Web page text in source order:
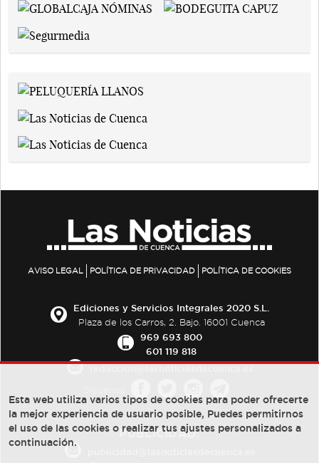
AVISO LEGAL POLÍTICA DE PRIVACIDAD POLÍTICA DE COOKIES
Ediciones y Servicios Integrales 2020 S.L.
Plaza de los Carros, 2. Bajo. 16001 Cuenca
969 693 800
601 119 818
PUBLICIDAD:
Esta web utiliza varios tipos de cookies para poder ofrecerte
la mejor experiencia de usuario posible, Puedes permitirnos
el uso de las cookies o realizar tus ajustes personalizados a
continuación.